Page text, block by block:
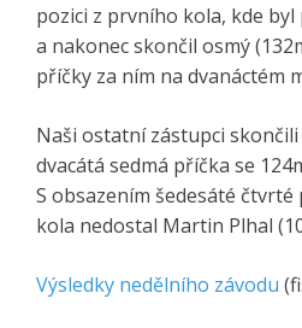
pozici z prvního kola, kde byl
a nakonec skončil osmý
příčky za ním na dvanáctém
Naši ostatní zástupci
dvacátá sedmá příčka se
S obsazením šedesáté
kola nedostal Martin Plhal
Výsledky nedělního závodu